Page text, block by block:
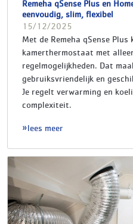
Remeha qSense Plus en
eenvoudig, slim, flexibel
15/12/2025
Met de Remeha qSense Plus
kamerthermostaat met
regelmogelijkheden. Dat
gebruiksvriendelijk en
Je regelt verwarming en
complexiteit.
lees meer